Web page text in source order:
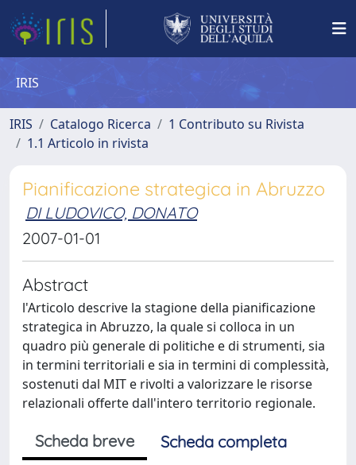
IRIS
IRIS Catalogo Ricerca
1 Contributo su Rivista
1.1 Articolo in rivista
Pianificazione strategica in Abruzzo
DI LUDOVICO, DONATO
2007-01-01
Abstract
l'Articolo descrive la stagione della pianificazione
strategica in Abruzzo, la quale si colloca in un
quadro più generale di politiche e di strumenti, sia
in termini territoriali e sia in termini di complessità,
sostenuti dal MIT e rivolti a valorizzare le risorse
relazionali offerte dall'intero territorio regionale.
Scheda breve
Scheda completa